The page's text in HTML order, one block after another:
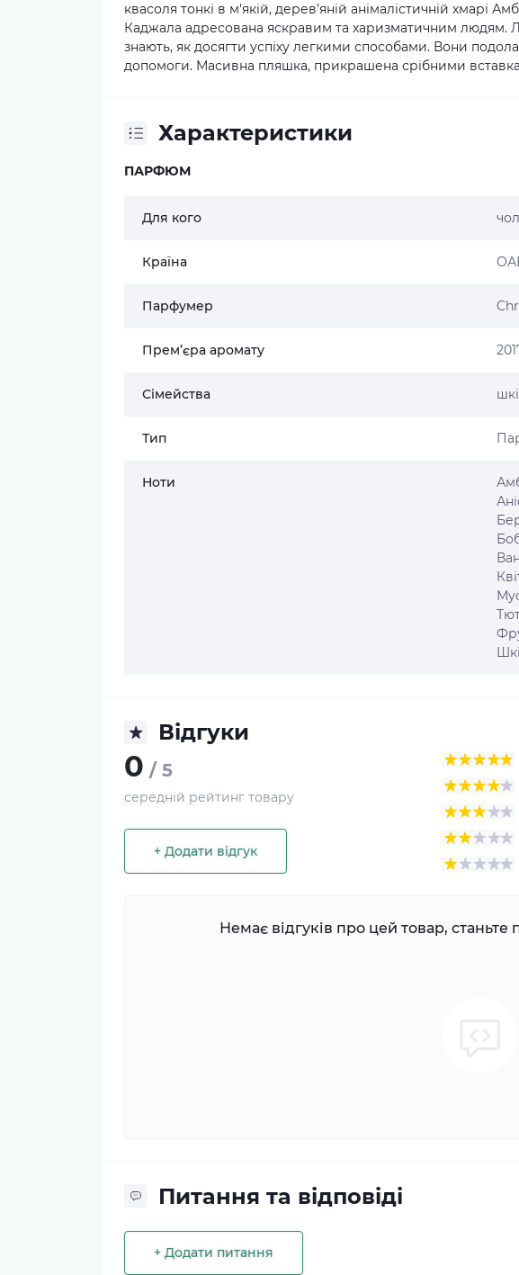
квасоля тонкі в м'якій, дерев’яній анімалістичній хмарі
Каджала адресована яскравим та харизматичним людям.
знають, як досягти успіху легкими способами. Вони
допомоги. Масивна пляшка, прикрашена срібними
Характеристики
ПАРФЮМ
Для кого
Країна
Парфумер
Прем’єра аромату
Сімейства
Тип
Ноти
Відгуки
0 / 5
середній рейтинг товару
+ Додати відгук
Немає відгуків про цей товар,
Питання та відповіді
+ Додати питання